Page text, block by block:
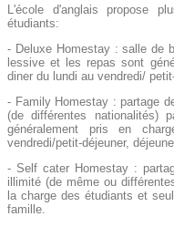
L'école d'anglais propose
étudiants:
- Deluxe Homestay : salle de
lessive et les repas sont
diner du lundi au vendredi/
- Family Homestay : partage
(de différentes
généralement pris en
vendredi/petit-déjeuner,
- Self cater Homestay :
illimité (de même ou
la charge des étudiants et
famille.